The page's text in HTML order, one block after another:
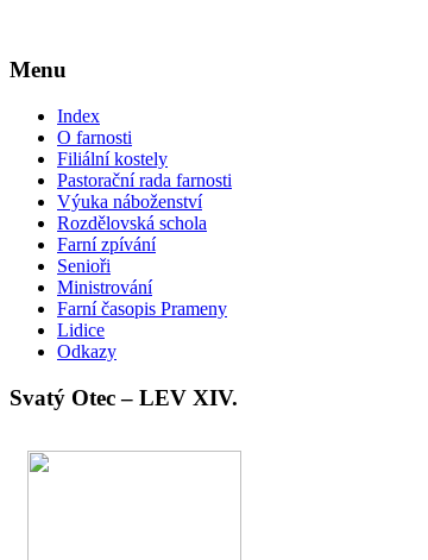
Menu
Index
O farnosti
Filiální kostely
Pastorační rada farnosti
Výuka náboženství
Rozdělovská schola
Farní zpívání
Senioři
Ministrování
Farní časopis Prameny
Lidice
Odkazy
Svatý Otec – LEV XIV.